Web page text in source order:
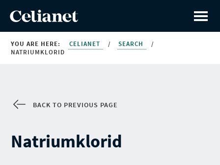
YOU ARE HERE: CELIANET / SEARCH
/
NATRIUMKLORID
BACK TO PREVIOUS PAGE
Natriumklorid